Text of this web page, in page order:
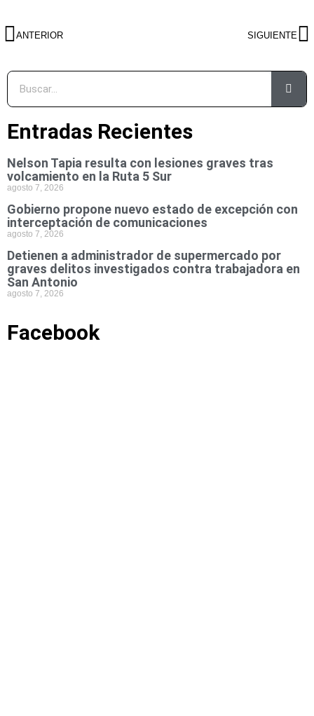
ANTERIOR SIGUIENTE
Entradas Recientes
Nelson Tapia resulta con lesiones graves tras
volcamiento en la Ruta 5 Sur
agosto 7, 2026
Gobierno propone nuevo estado de excepción con
interceptación de comunicaciones
agosto 7, 2026
Detienen a administrador de supermercado por
graves delitos investigados contra trabajadora en
San Antonio
agosto 7, 2026
Facebook